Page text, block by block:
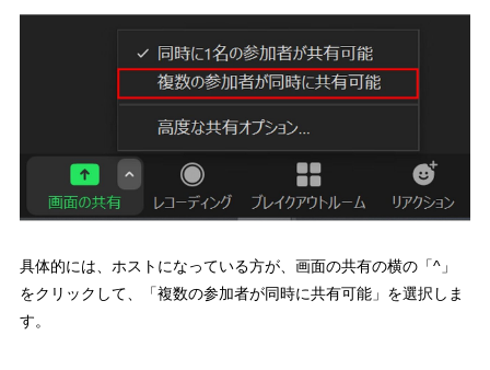
具体的には、ホストになっている方が、画面の共有の横の「^」
をクリックして、「複数の参加者が同時に共有可能」を選択しま
す。